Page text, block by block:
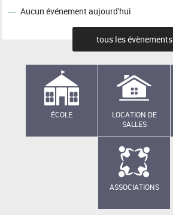
Aucun événement aujourd'hui
tous les évènements
ÉCOLE
LOCATION DE
SALLES
ASSOCIATIONS